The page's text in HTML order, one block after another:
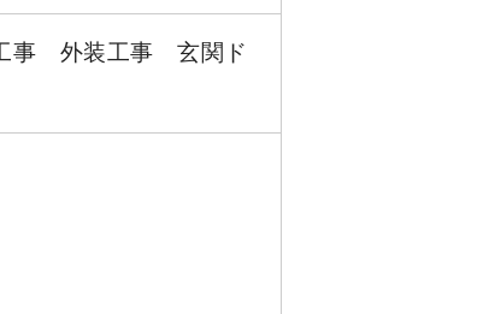
事 外装工事 玄関ド